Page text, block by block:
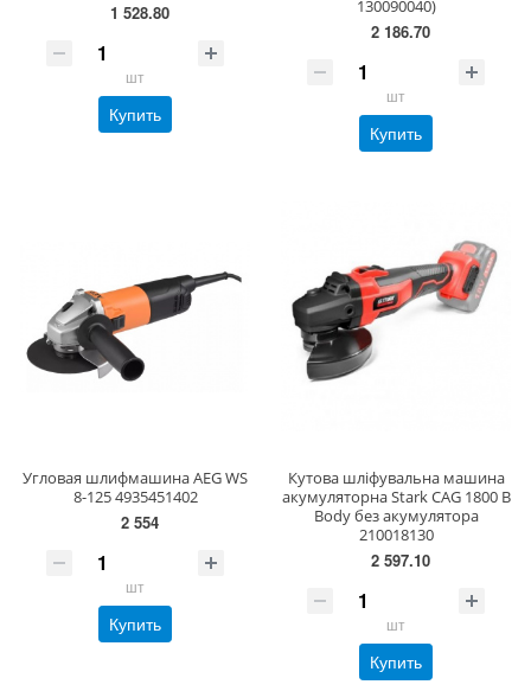
1 528.80
шт
Купить
130090040)
2 186.70
шт
Купить
Угловая шлифмашина AEG WS
8-125 4935451402
2 554
шт
Купить
Кутова шліфувальна машина
акумуляторна Stark CAG 1800 B
Body без акумулятора
210018130
2 597.10
шт
Купить